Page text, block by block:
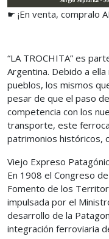
☛ ¡En venta, compralo
“LA TROCHITA” es
Argentina. Debido a
pueblos, los mismos
pesar de que el paso
competencia con los
transporte, este
patrimonios históricos,
Viejo Expreso
En 1908 el Congreso
Fomento de los
impulsada por el
desarrollo de la
integración ferroviaria